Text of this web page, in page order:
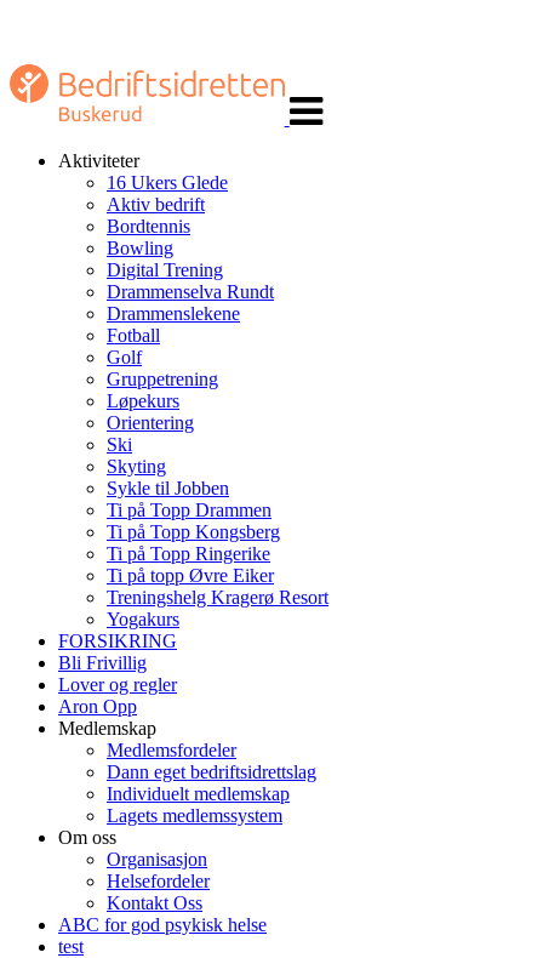
navigasjon
Aktiviteter
16 Ukers Glede
Aktiv bedrift
Bordtennis
Bowling
Digital Trening
Drammenselva Rundt
Drammenslekene
Fotball
Golf
Gruppetrening
Løpekurs
Orientering
Ski
Skyting
Sykle til Jobben
Ti på Topp Drammen
Ti på Topp Kongsberg
Ti på Topp Ringerike
Ti på topp Øvre Eiker
Treningshelg Kragerø Resort
Yogakurs
FORSIKRING
Bli Frivillig
Lover og regler
Aron Opp
Medlemskap
Medlemsfordeler
Dann eget bedriftsidrettslag
Individuelt medlemskap
Lagets medlemssystem
Om oss
Organisasjon
Helsefordeler
Kontakt Oss
ABC for god psykisk helse
test